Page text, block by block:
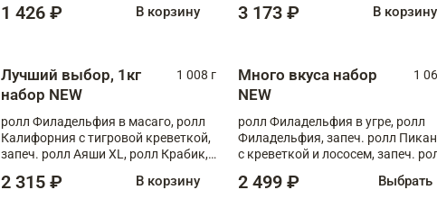
1 426 ₽ В корзину
Флорида
3 173 ₽ В корзину
Лучший выбор, 1кг
набор NEW
1 008 г
ролл Филадельфия в масаго, ролл
Калифорния с тигровой креветкой,
запеч. ролл Аяши XL, ролл Крабик,
2 315 ₽ В корзину
Много вкуса набор
NEW
1
ролл Филадельфия в угре, ролл
Филадельфия, запеч. ролл
с креветкой и лососем, запеч.
2 499 ₽ Выбрать